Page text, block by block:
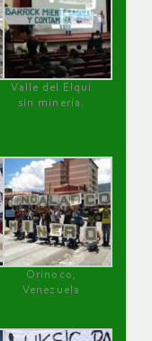
Valle del Elqui
sin minería.
Orinoco,
Venezuela